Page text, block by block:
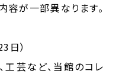
容が一部異なります。
）
工芸など、当館のコレ